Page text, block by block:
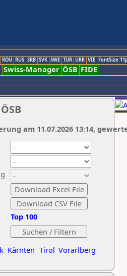
ROU RUS SRB SVK SWE TUR UKR VIE
Swiss-Manager ÖSB FIDE
Kärnten Tirol Vorarlberg
Top 100
am 11.07.2026 13:14,